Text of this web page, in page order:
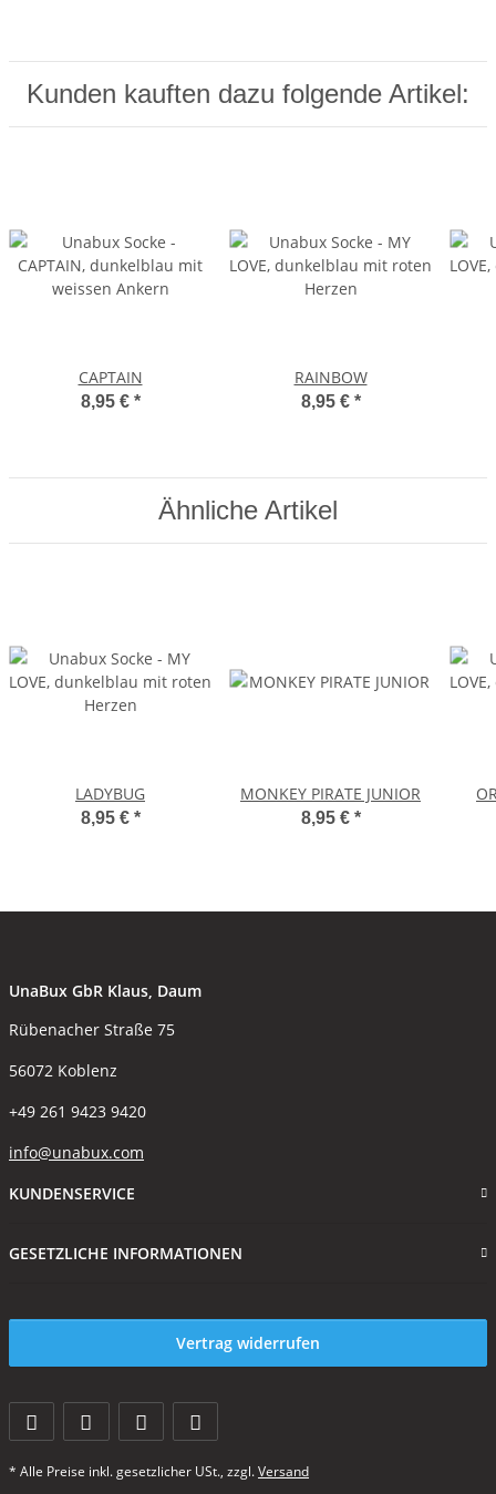
Kunden kauften dazu folgende Artikel:
CAPTAIN
8,95 € *
RAINBOW
8,95 € *
Ähnliche Artikel
LADYBUG
8,95 € *
MONKEY PIRATE JUNIOR
8,95 € *
UnaBux GbR Klaus, Daum
Rübenacher Straße 75
56072 Koblenz
+49 261 9423 9420
info@unabux.com
KUNDENSERVICE
GESETZLICHE INFORMATIONEN
Vertrag widerrufen
* Alle Preise inkl. gesetzlicher USt., zzgl.Versand